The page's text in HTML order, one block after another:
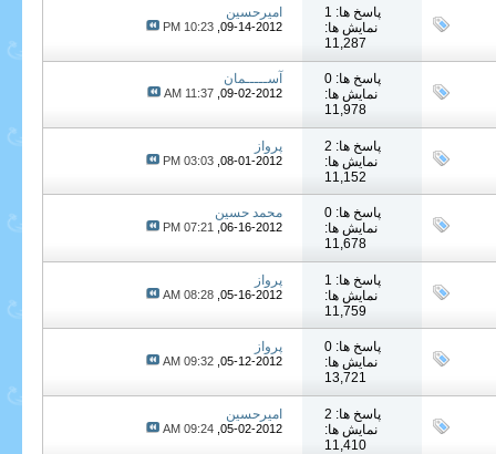
پاسخ ها: 1
نمایش ها:
11,287
امیرحسین
09-14-2012,
10:23 PM
پاسخ ها: 0
نمایش ها:
11,978
آســـــمان
09-02-2012,
11:37 AM
پاسخ ها: 2
نمایش ها:
11,152
پرواز
08-01-2012,
03:03 PM
پاسخ ها: 0
نمایش ها:
11,678
محمد حسین
06-16-2012,
07:21 PM
پاسخ ها: 1
نمایش ها:
11,759
پرواز
05-16-2012,
08:28 AM
پاسخ ها: 0
نمایش ها:
13,721
پرواز
05-12-2012,
09:32 AM
پاسخ ها: 2
نمایش ها:
11,410
امیرحسین
05-02-2012,
09:24 AM